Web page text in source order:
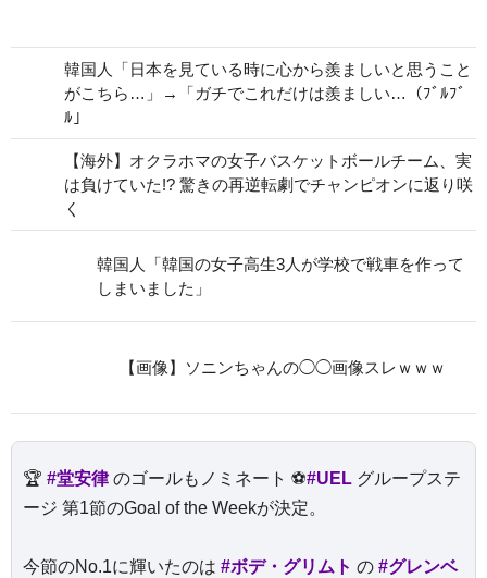
韓国人「日本を見ている時に心から羨ましいと思うこと
がこちら…」→「ガチでこれだけは羨ましい…（ﾌﾞﾙﾌﾞ
ﾙ」
【海外】オクラホマの女子バスケットボールチーム、実
は負けていた!? 驚きの再逆転劇でチャンピオンに返り咲
く
韓国人「韓国の女子高生3人が学校で戦車を作って
しまいました」
【画像】ソニンちゃんの◯◯画像スレｗｗｗ
🏆 #堂安律のゴールもノミネート ⚽#UEL グループステ
ージ 第1節のGoal of the Weekが決定。
今節のNo.1に輝いたのは #ボデ・グリムト の #グレンベ